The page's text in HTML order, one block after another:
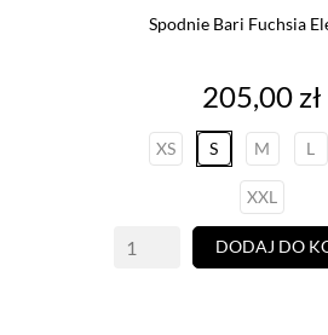
Spodnie Bari Fuchsia
Cena
205,00 zł
XS S M L
XXL
DODAJ DO